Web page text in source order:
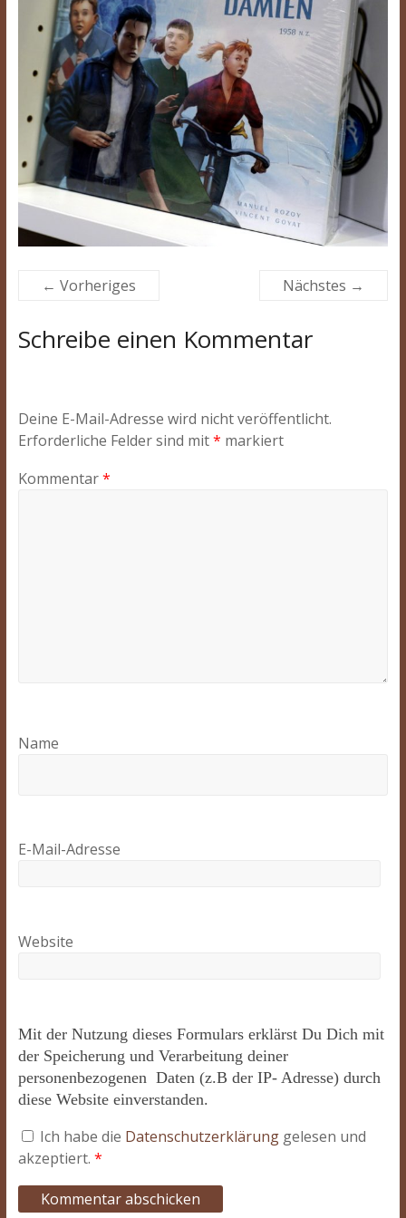
← Vorheriges Nächstes →
Schreibe einen Kommentar
Deine E-Mail-Adresse wird nicht veröffentlicht.
Erforderliche Felder sind mit* markiert
Kommentar*
Name
E-Mail-Adresse
Website
Mit der Nutzung dieses Formulars erklärst Du Dich mit
der Speicherung und Verarbeitung deiner
personenbezogenen Daten (z.B der IP- Adresse) durch
diese Website einverstanden.
Ich habe die Datenschutzerklärung gelesen und
akzeptiert. *